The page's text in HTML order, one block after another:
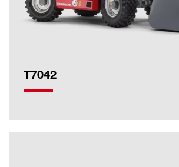
T7042